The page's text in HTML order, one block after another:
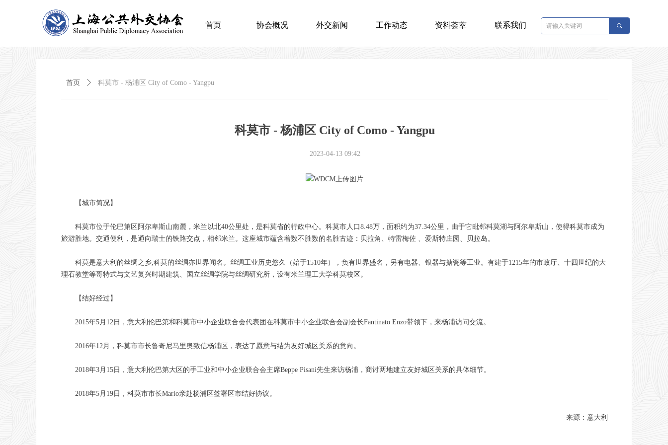
首页 协会概况 外交新闻 工作动态 资料荟萃 联系我们 끠
科莫市 - 杨浦区 City of Como - Yangpu
【城市简况】
科莫市位于伦巴第区阿尔卑斯山南麓，米兰以北40公里处，是科莫省的行政中心。科莫市人口8.48万，面积约为37.34公里，由于它毗邻科莫湖与阿尔卑斯山，使得科莫市成为
旅游胜地。交通便利，是通向瑞士的铁路交点，相邻米兰。这座城市蕴含着数不胜数的名胜古迹：贝拉角、特雷梅佐 、爱斯特庄园、贝拉岛。
科莫是意大利的丝绸之乡,科莫的丝绸亦世界闻名。丝绸工业历史悠久（始于1510年），负有世界盛名，另有电器、银器与搪瓷等工业。有建于1215年的市政厅、十四世纪的大
理石教堂等哥特式与文艺复兴时期建筑、国立丝绸学院与丝绸研究所，设有米兰理工大学科莫校区。
【结好经过】
2015年5月12日，意大利伦巴第和科莫市中小企业联合会代表团在科莫市中小企业联合会副会长Fantinato Enzo带领下，来杨浦访问交流。
2016年12月，科莫市市长鲁奇尼马里奥致信杨浦区，表达了愿意与结为友好城区关系的意向。
2018年3月15日，意大利伦巴第大区的手工业和中小企业联合会主席Beppe Pisani先生来访杨浦，商讨两地建立友好城区关系的具体细节。
2018年5月19日，科莫市市长Mario亲赴杨浦区签署区市结好协议。
来源：意大利
首页 ꄲ 科莫市 - 杨浦区 City of Como - Yangpu
2023-04-13 09:42